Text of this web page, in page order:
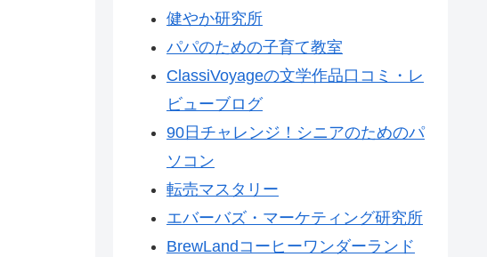
健やか研究所
パパのための子育て教室
ClassiVoyageの文学作品口コミ・レ
ビューブログ
90日チャレンジ！シニアのためのパ
ソコン
転売マスタリー
エバーバズ・マーケティング研究所
BrewLandコーヒーワンダーランド